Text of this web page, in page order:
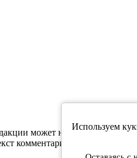
может не совпадать с
комментариев читателей.
Используем